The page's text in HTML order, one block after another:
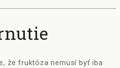
že fruktóza nemusí byť iba